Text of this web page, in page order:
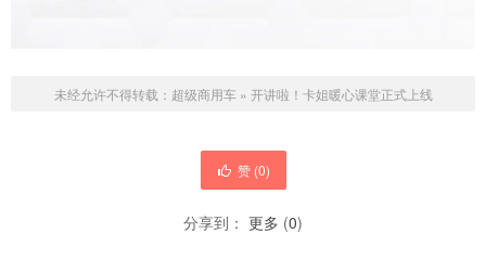
未经允许不得转载： 超级商用车» 开讲啦！卡姐暖心课堂正式上线
赞 (0)
分享到： 更多 (0)